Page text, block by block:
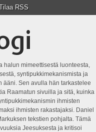
RSS
halun mimeettisestä luonteesta,
syntipukkimekanismista ja
ääni. Sen avulla hän tarkastelee
Raamatun sivuilla ja sitä, kuinka
ihmisten
ihmisten rakastajaksi. Daniel
tekstien pohjalta. Tämä
Jeesuksesta ja kritisoi